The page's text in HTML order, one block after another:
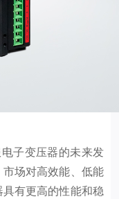
子变压器的未来发
场对高效能、低能
有更高的性能和稳